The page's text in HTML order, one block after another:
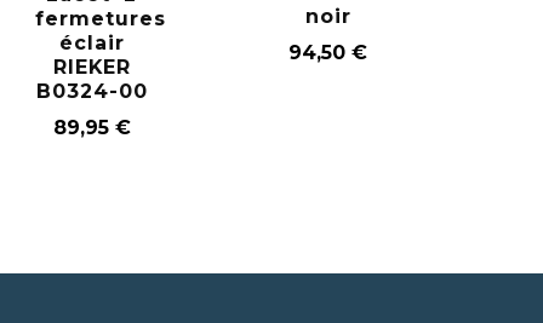
fermetures
éclair
RIEKER
B0324-00
89,95 €
noir
94,50€